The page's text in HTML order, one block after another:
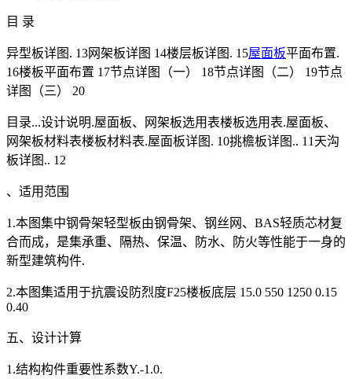
目 录
异型板详图. 13网架板详图 14楼层板详图. 15屋面板平面布置.
16楼板平面布置 17节点详图（一） 18节点详图（二） 19节点
详图（三） 20
目录...设计说明.屋面板、网架板选用表楼板选用表.屋面板、
网架板材料表楼板材料表.屋面板详图. 10挑檐板详图.. 11天沟
板详图.. 12
、适用范围
1.本图集中钢骨架轻型板由钢骨架、钢丝网、BAS轻质芯材复
合而成，是集承重、隔热、保温、防水、防火等性能于一身的
新型建筑构件.
2.本图集适用于抗震设防烈度F25楼板底层 15.0 550 1250 0.15
0.40
五、设计计算
1.结构构件重要性系数Y.-1.0.